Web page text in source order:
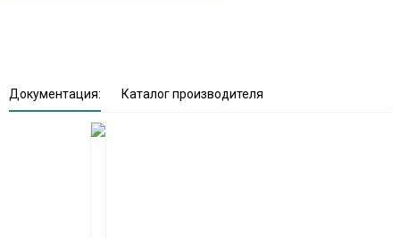
Документация: Каталог производителя